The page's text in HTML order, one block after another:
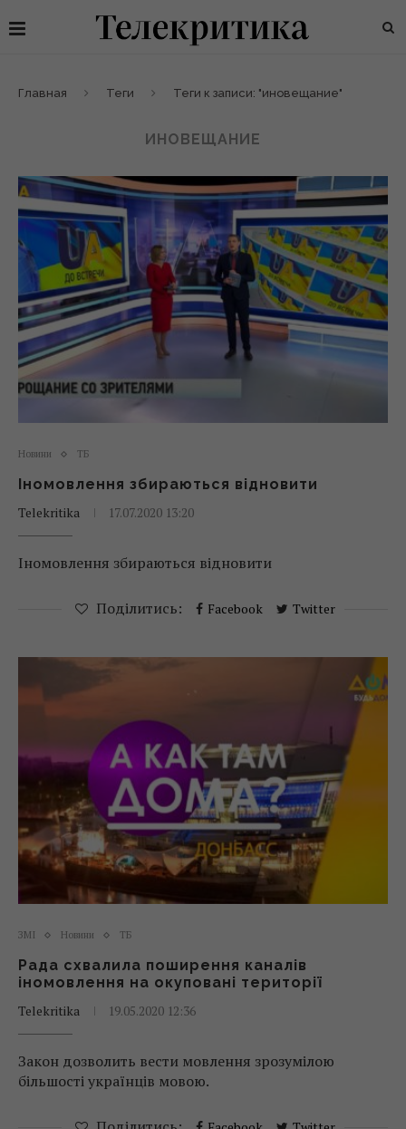
Главная Теги Теги к записи: "иновещание"
ИНОВЕЩАНИЕ
Новини ТБ
Іномовлення збираються відновити
Telekritika
17.07.2020 13:20
Іномовлення збираються відновити
Поділитись: Facebook Twitter
ЗМІ Новини ТБ
Рада схвалила поширення каналів
іномовлення на окуповані території
Telekritika
19.05.2020 12:36
Закон дозволить вести мовлення зрозумілою
більшості українців мовою.